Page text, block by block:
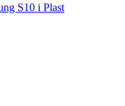
S10 i Plast